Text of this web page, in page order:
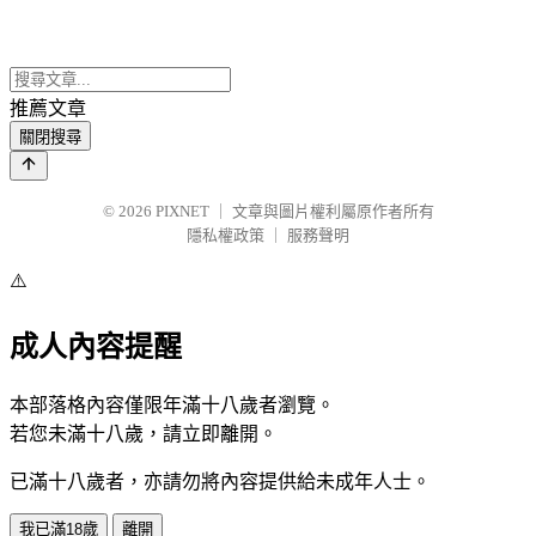
推薦文章
關閉搜尋
© 2026 PIXNET
文章與圖片權利屬原作者所有
隱私權政策
服務聲明
⚠️
成人內容提醒
本部落格內容僅限年滿十八歲者瀏覽。
若您未滿十八歲，請立即離開。
已滿十八歲者，亦請勿將內容提供給未成年人士。
我已滿18歲 離開